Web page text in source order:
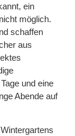
ein
möglich.
schaffen
aus
und eine
Abende auf